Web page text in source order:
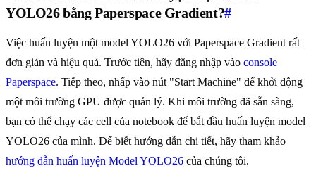
YOLO26 bằng Paperspace Gradient?#
Việc huấn luyện một model YOLO26 với Paperspace Gradient rất
đơn giản và hiệu quả. Trước tiên, hãy đăng nhập vào console
Paperspace. Tiếp theo, nhấp vào nút "Start Machine" để khởi động
một môi trường GPU được quản lý. Khi môi trường đã sẵn sàng,
bạn có thể chạy các cell của notebook để bắt đầu huấn luyện model
YOLO26 của mình. Để biết hướng dẫn chi tiết, hãy tham khảo
hướng dẫn huấn luyện Model YOLO26 của chúng tôi.